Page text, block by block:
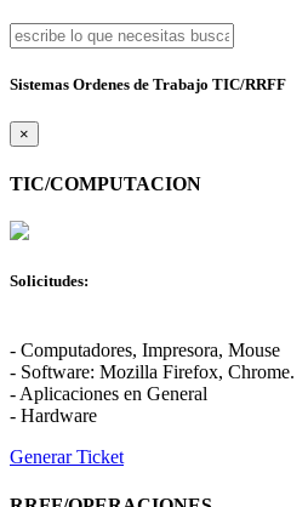
Sistemas Ordenes de Trabajo TIC/RRFF
×
TIC/COMPUTACION
Solicitudes:
- Computadores, Impresora, Mouse
- Software: Mozilla Firefox, Chrome.
- Aplicaciones en General
- Hardware
Generar Ticket